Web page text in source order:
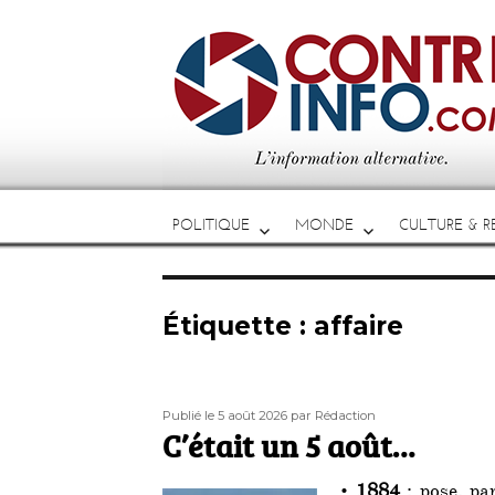
POLITIQUE MONDE CULTURE &
Étiquette : affaire
Publié
le
Publié le 5 août 2026 Auteur
par Rédaction
C’était un 5 août…